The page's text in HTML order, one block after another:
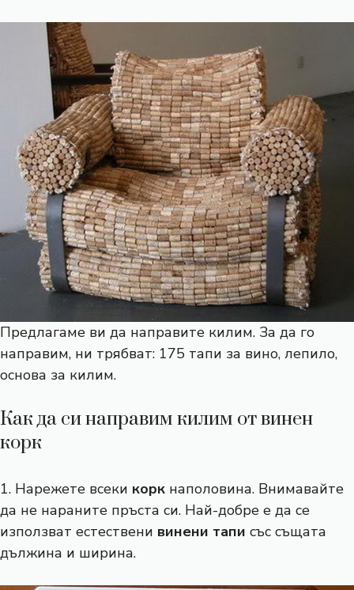
Предлагаме ви да направите килим. За да го
направим, ни трябват: 175 тапи за вино, лепило,
основа за килим.
Как да си направим килим от винен
корк
1. Нарежете всеки корк наполовина. Внимавайте
да не нараните пръста си. Най-добре е да се
използват естествени винени тапи със същата
дължина и ширина.